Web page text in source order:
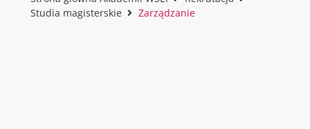
Studia magisterskie
Zarządzanie